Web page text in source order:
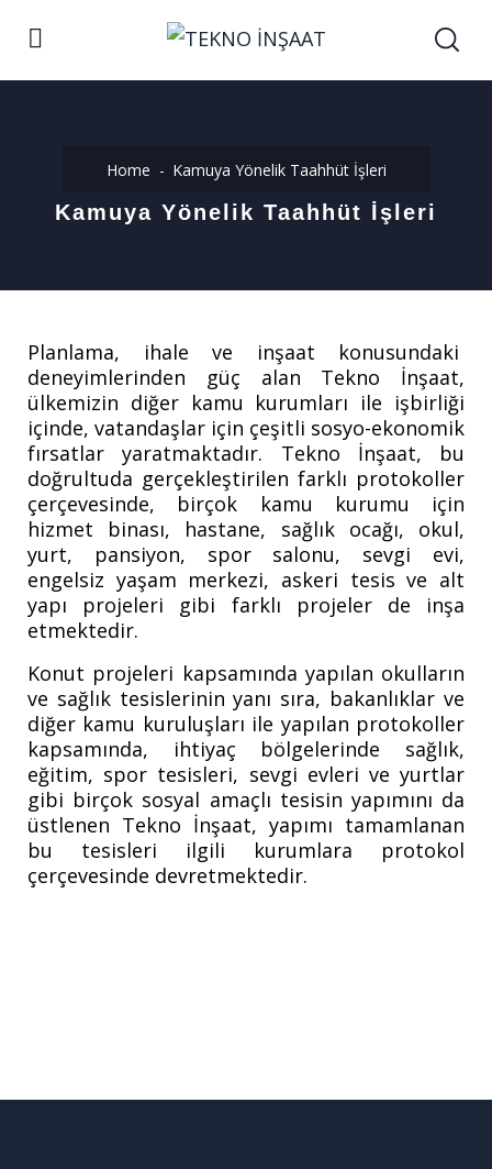
Home Kamuya Yönelik Taahhüt İşleri
Kamuya Yönelik Taahhüt İşleri
Planlama, ihale ve inşaat konusundaki
deneyimlerinden güç alan Tekno İnşaat,
ülkemizin diğer kamu kurumları ile işbirliği
içinde, vatandaşlar için çeşitli sosyo-ekonomik
fırsatlar yaratmaktadır. Tekno İnşaat, bu
doğrultuda gerçekleştirilen farklı protokoller
çerçevesinde, birçok kamu kurumu için
hizmet binası, hastane, sağlık ocağı, okul,
yurt, pansiyon, spor salonu, sevgi evi,
engelsiz yaşam merkezi, askeri tesis ve alt
yapı projeleri gibi farklı projeler de inşa
etmektedir.
Konut projeleri kapsamında yapılan okulların
ve sağlık tesislerinin yanı sıra, bakanlıklar ve
diğer kamu kuruluşları ile yapılan protokoller
kapsamında, ihtiyaç bölgelerinde sağlık,
eğitim, spor tesisleri, sevgi evleri ve yurtlar
gibi birçok sosyal amaçlı tesisin yapımını da
üstlenen Tekno İnşaat, yapımı tamamlanan
bu tesisleri ilgili kurumlara protokol
çerçevesinde devretmektedir.